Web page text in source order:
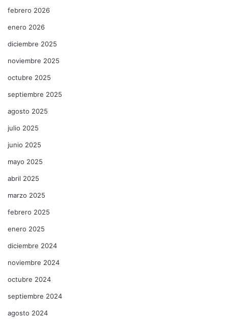
febrero 2026
enero 2026
diciembre 2025
noviembre 2025
octubre 2025
septiembre 2025
agosto 2025
julio 2025
junio 2025
mayo 2025
abril 2025
marzo 2025
febrero 2025
enero 2025
diciembre 2024
noviembre 2024
octubre 2024
septiembre 2024
agosto 2024